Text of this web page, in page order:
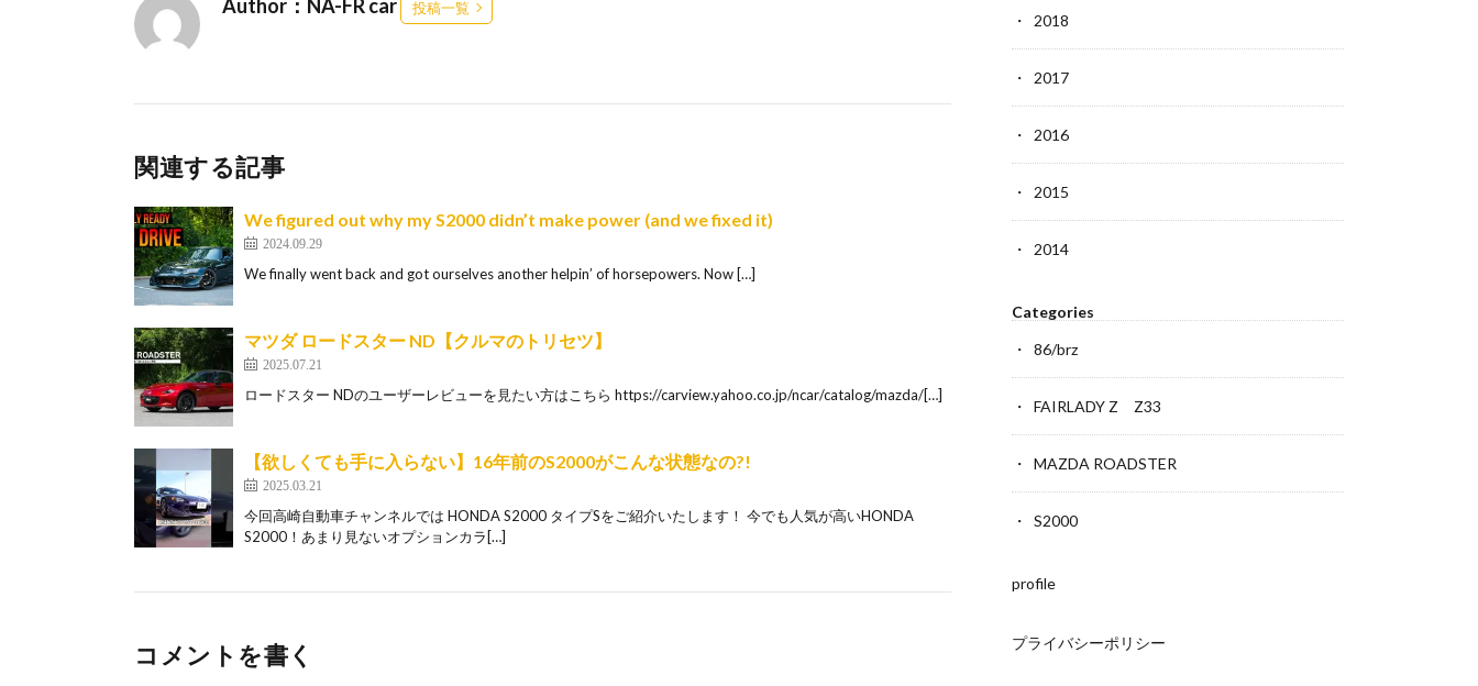
Author：NA-FR car 投稿一覧
関連する記事
We figured out why my S2000 didn’t make power (and we fixed it)
2024.09.29
We finally went back and got ourselves another helpin’ of horsepowers. Now […]
マツダ ロードスター ND【クルマのトリセツ】
2025.07.21
ロードスター NDのユーザーレビューを見たい方はこちら https://carview.yahoo.co.jp/ncar/catalog/mazda/[…]
【欲しくても手に入らない】16年前のS2000がこんな状態なの?!
2025.03.21
今回高崎自動車チャンネルでは HONDA S2000 タイプSをご紹介いたします！ 今でも人気が高いHONDA
S2000！あまり見ないオプションカラ[…]
コメントを書く
2018
2017
2016
2015
2014
Categories
86/brz
FAIRLADY Z Z33
MAZDA ROADSTER
S2000
profile
プライバシーポリシー